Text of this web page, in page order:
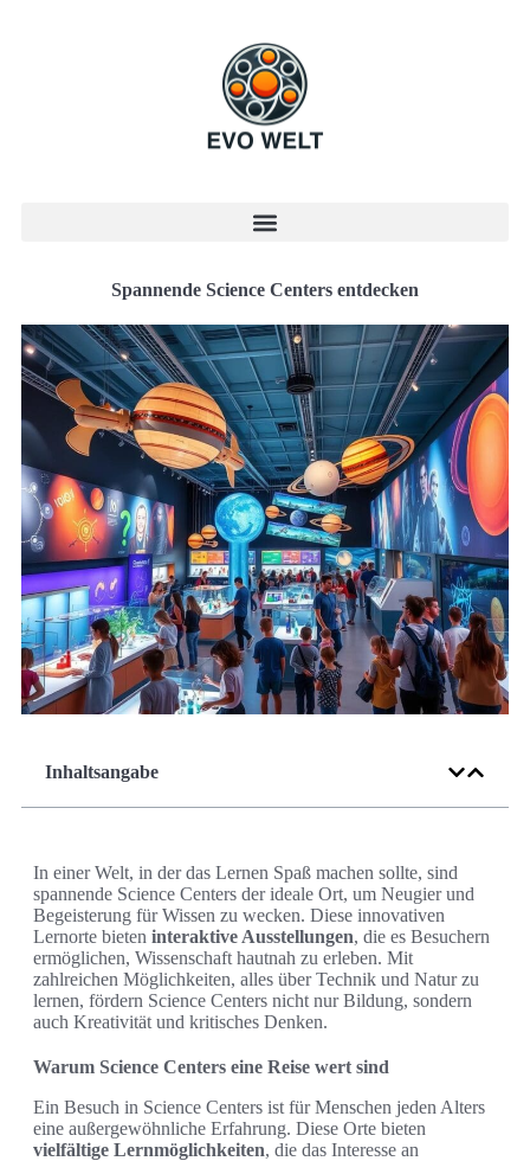
Spannende Science Centers entdecken
Inhaltsangabe
In einer Welt, in der das Lernen Spaß machen sollte, sind
spannende Science Centers der ideale Ort, um Neugier und
Begeisterung für Wissen zu wecken. Diese innovativen
Lernorte bieten interaktive Ausstellungen, die es Besuchern
ermöglichen, Wissenschaft hautnah zu erleben. Mit
zahlreichen Möglichkeiten, alles über Technik und Natur zu
lernen, fördern Science Centers nicht nur Bildung, sondern
auch Kreativität und kritisches Denken.
Warum Science Centers eine Reise wert sind
Ein Besuch in Science Centers ist für Menschen jeden Alters
eine außergewöhnliche Erfahrung. Diese Orte bieten
vielfältige Lernmöglichkeiten, die das Interesse an